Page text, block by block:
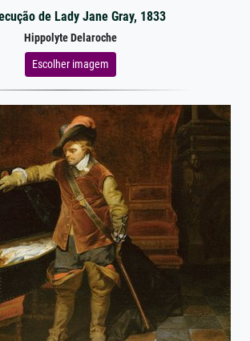
de Lady Jane Gray, 1833
Hippolyte Delaroche
Escolher imagem